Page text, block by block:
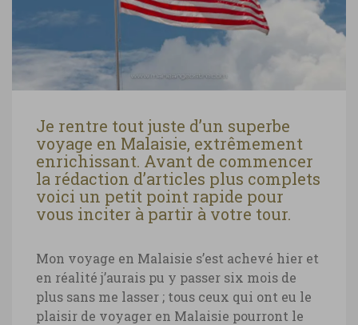
Je rentre tout juste d’un superbe
voyage en Malaisie, extrêmement
enrichissant. Avant de commencer
la rédaction d’articles plus complets
voici un petit point rapide pour
vous inciter à partir à votre tour.
Mon voyage en Malaisie s’est achevé hier et
en réalité j’aurais pu y passer six mois de
plus sans me lasser ; tous ceux qui ont eu le
plaisir de voyager en Malaisie pourront le